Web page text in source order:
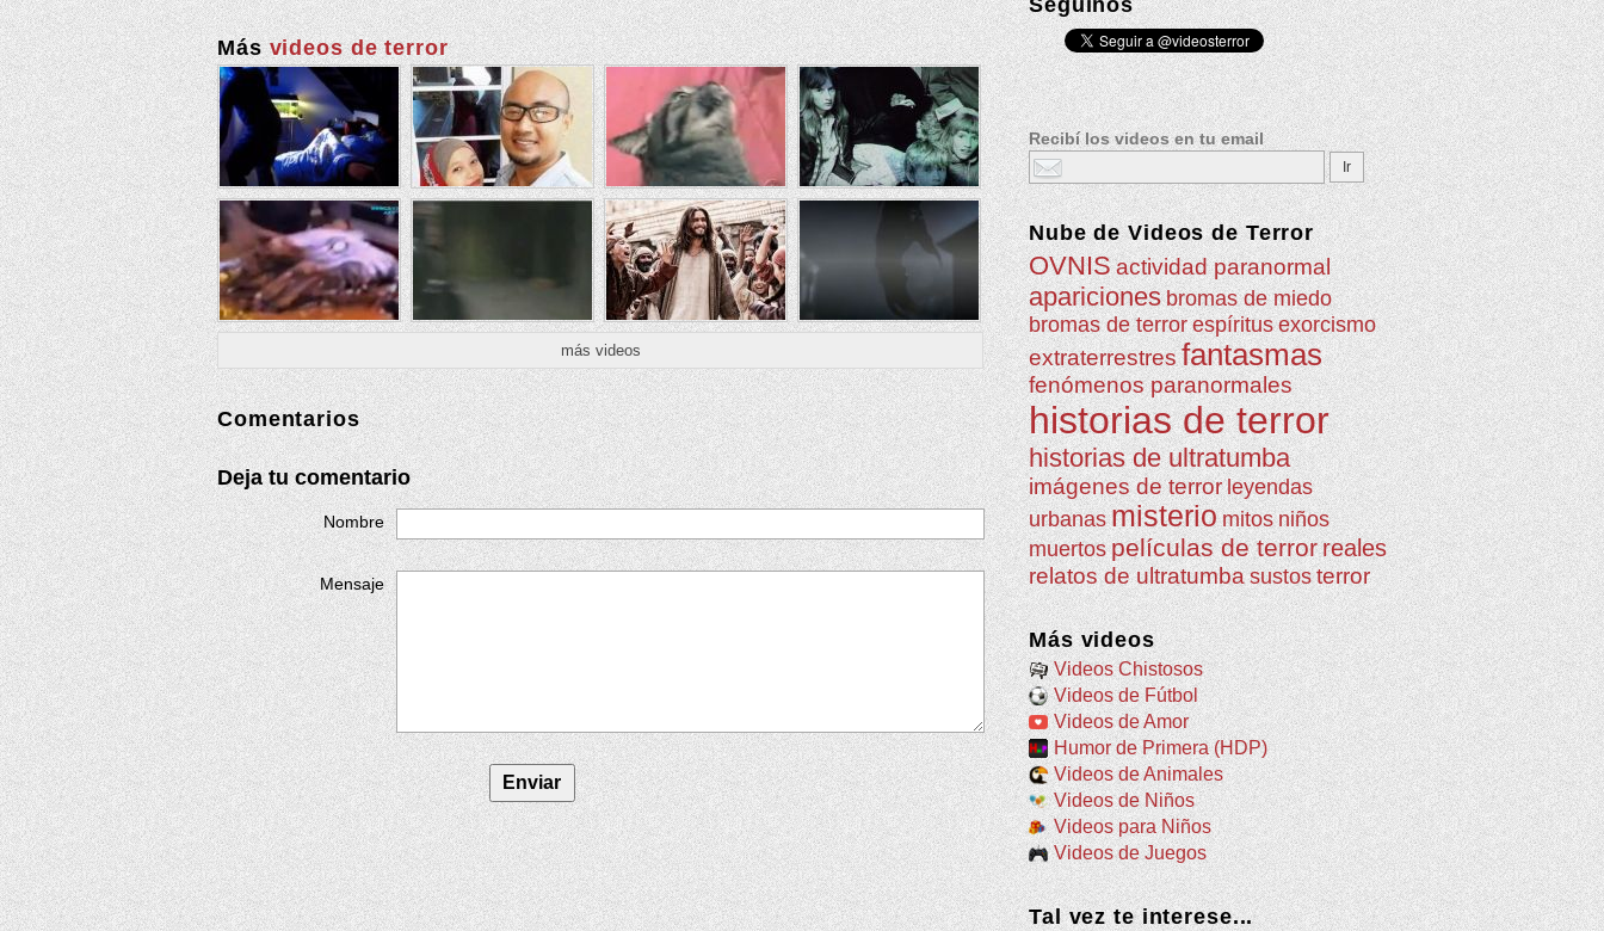
Másvideos de terror
más videos
Comentarios
Deja tu comentario
Nombre
Mensaje
Seguinos
Recibí los videos en tu email
Nube deVideos de Terror
OVNISactividad paranormal
apariciones bromas de miedo
bromas de terror espíritus exorcismo
extraterrestresfantasmas
fenómenos paranormales
historias de terror
historias de ultratumba
imágenes de terror leyendas
urbanas misterio mitos niños
muertos películas de terrorreales
relatos de ultratumba sustos terror
Más videos
Videos Chistosos
Videos de Fútbol
Videos de Amor
Humor de Primera (HDP)
Videos de Animales
Videos de Niños
Videos para Niños
Videos de Juegos
Tal vez te interese...